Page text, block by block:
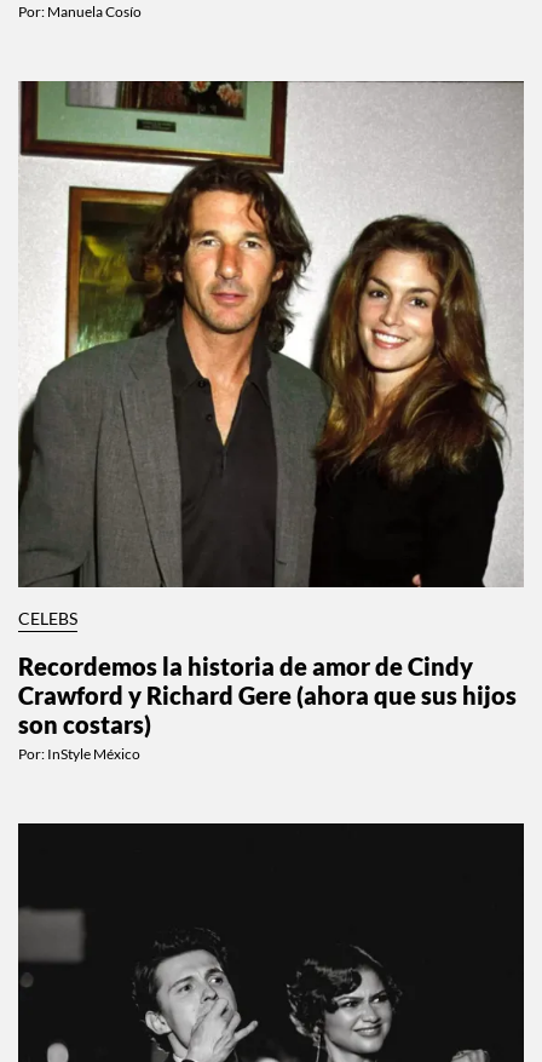
Por: Manuela Cosío
CELEBS
Recordemos la historia de amor de Cindy
Crawford y Richard Gere (ahora que sus hijos
son costars)
Por: InStyle México